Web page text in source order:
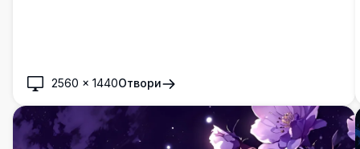
2560 × 1440Отвори